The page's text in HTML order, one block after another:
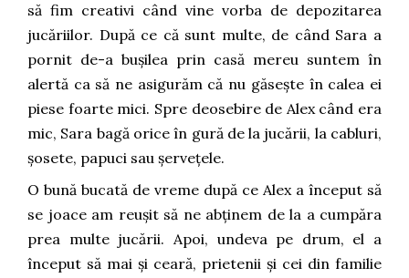
să fim creativi când vine vorba de depozitarea
jucăriilor. După ce că sunt multe, de când Sara a
pornit de-a bușilea prin casă mereu suntem în
alertă ca să ne asigurăm că nu găsește în calea ei
piese foarte mici. Spre deosebire de Alex când era
mic, Sara bagă orice în gură de la jucării, la cabluri,
șosete, papuci sau șervețele.
O bună bucată de vreme după ce Alex a început să
se joace am reușit să ne abținem de la a cumpăra
prea multe jucării. Apoi, undeva pe drum, el a
început să mai și ceară, prietenii și cei din familie